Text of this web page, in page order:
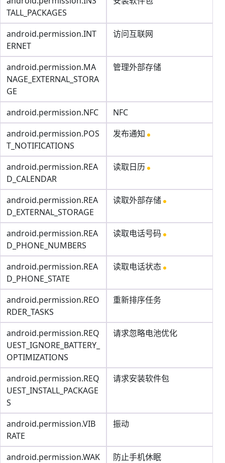
TALL_PACKAGES
android.permission.INT
ERNET
访问互联网
android.permission.MA
NAGE_EXTERNAL_STORA
GE
管理外部存储
android.permission.NFC
NFC
android.permission.POS
T_NOTIFICATIONS
发布通知
android.permission.REA
D_CALENDAR
读取日历
android.permission.REA
D_EXTERNAL_STORAGE
读取外部存储
android.permission.REA
D_PHONE_NUMBERS
读取电话号码
android.permission.REA
D_PHONE_STATE
读取电话状态
android.permission.REO
RDER_TASKS
重新排序任务
android.permission.REQ
UEST_IGNORE_BATTERY_
OPTIMIZATIONS
请求忽略电池优化
android.permission.REQ
UEST_INSTALL_PACKAGE
S
请求安装软件包
android.permission.VIB
RATE
振动
android.permission.WAK
防止手机休眠